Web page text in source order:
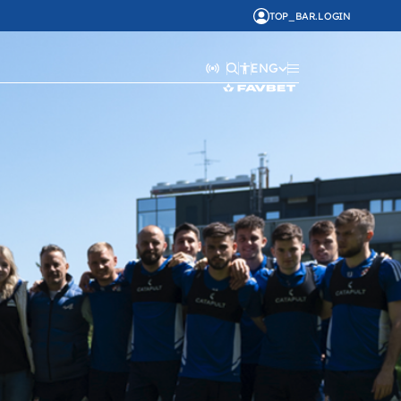
TOP_BAR.LOGIN
ENG